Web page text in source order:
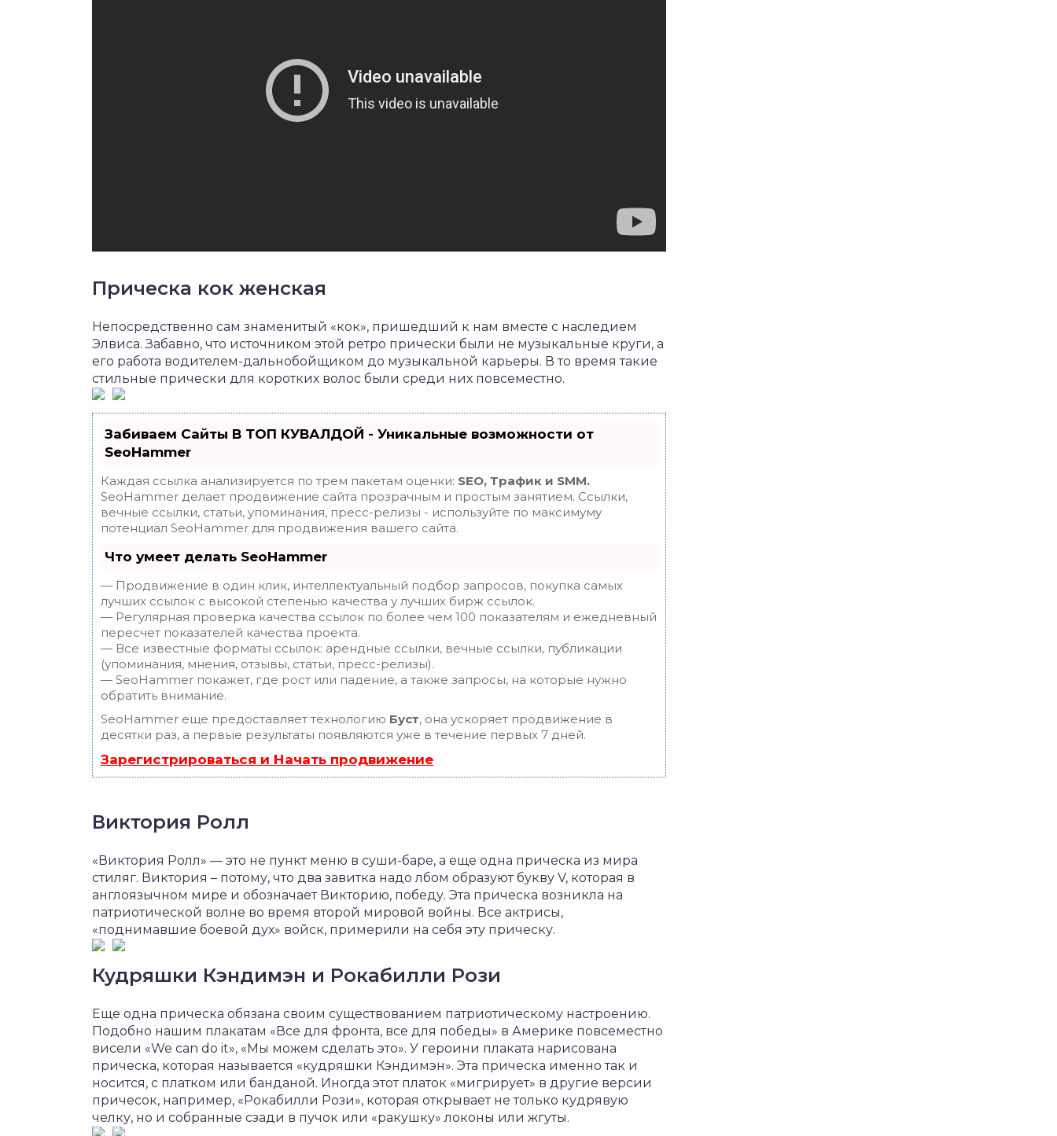
Прическа кок женская
Непосредственно сам знаменитый «кок», пришедший к нам вместе с наследием
Элвиса. Забавно, что источником этой ретро прически были не музыкальные круги, а
его работа водителем-дальнобойщиком до музыкальной карьеры. В то время такие
стильные прически для коротких волос были среди них повсеместно.
Забиваем Сайты В ТОП КУВАЛДОЙ - Уникальные возможности от
SeoHammer
Каждая ссылка анализируется по трем пакетам оценки: SEO, Трафик и SMM.
SeoHammer делает продвижение сайта прозрачным и простым занятием. Ссылки,
вечные ссылки, статьи, упоминания, пресс-релизы - используйте по максимуму
потенциал SeoHammer для продвижения вашего сайта.
Что умеет делать SeoHammer
— Продвижение в один клик, интеллектуальный подбор запросов, покупка самых
лучших ссылок с высокой степенью качества у лучших бирж ссылок.
— Регулярная проверка качества ссылок по более чем 100 показателям и ежедневный
пересчет показателей качества проекта.
— Все известные форматы ссылок: арендные ссылки, вечные ссылки, публикации
(упоминания, мнения, отзывы, статьи, пресс-релизы).
— SeoHammer покажет, где рост или падение, а также запросы, на которые нужно
обратить внимание.
SeoHammer еще предоставляет технологию Буст, она ускоряет продвижение в
десятки раз, а первые результаты появляются уже в течение первых 7 дней.
Зарегистрироваться и Начать продвижение
Виктория Ролл
«Виктория Ролл» — это не пункт меню в суши-баре, а еще одна прическа из мира
стиляг. Виктория – потому, что два завитка надо лбом образуют букву V, которая в
англоязычном мире и обозначает Викторию, победу. Эта прическа возникла на
патриотической волне во время второй мировой войны. Все актрисы,
«поднимавшие боевой дух» войск, примерили на себя эту прическу.
Кудряшки Кэндимэн и Рокабилли Рози
Еще одна прическа обязана своим существованием патриотическому настроению.
Подобно нашим плакатам «Все для фронта, все для победы» в Америке повсеместно
висели «We can do it», «Мы можем сделать это». У героини плаката нарисована
прическа, которая называется «кудряшки Кэндимэн». Эта прическа именно так и
носится, с платком или банданой. Иногда этот платок «мигрирует» в другие версии
причесок, например, «Рокабилли Рози», которая открывает не только кудрявую
челку, но и собранные сзади в пучок или «ракушку» локоны или жгуты.